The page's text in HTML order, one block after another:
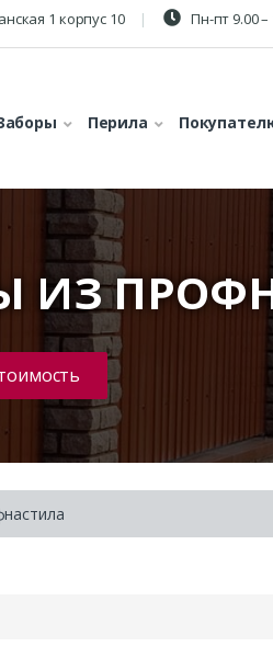
1 корпус 10 Пн-пт 9.00 –
Перила
ИЗ